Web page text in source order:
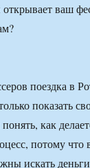
ваш
поездка в
показать
как
потому
искать